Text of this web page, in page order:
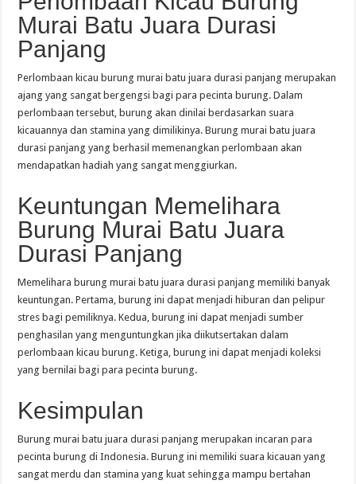
Murai Batu Juara Durasi
Panjang
Perlombaan kicau burung murai batu juara durasi panjang merupakan
ajang yang sangat bergengsi bagi para pecinta burung. Dalam
perlombaan tersebut, burung akan dinilai berdasarkan suara
kicauannya dan stamina yang dimilikinya. Burung murai batu juara
durasi panjang yang berhasil memenangkan perlombaan akan
mendapatkan hadiah yang sangat menggiurkan.
Keuntungan Memelihara
Burung Murai Batu Juara
Durasi Panjang
Memelihara burung murai batu juara durasi panjang memiliki banyak
keuntungan. Pertama, burung ini dapat menjadi hiburan dan pelipur
stres bagi pemiliknya. Kedua, burung ini dapat menjadi sumber
penghasilan yang menguntungkan jika diikutsertakan dalam
perlombaan kicau burung. Ketiga, burung ini dapat menjadi koleksi
yang bernilai bagi para pecinta burung.
Kesimpulan
Burung murai batu juara durasi panjang merupakan incaran para
pecinta burung di Indonesia. Burung ini memiliki suara kicauan yang
sangat merdu dan stamina yang kuat sehingga mampu bertahan